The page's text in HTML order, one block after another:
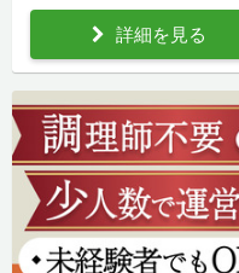
詳細を見る